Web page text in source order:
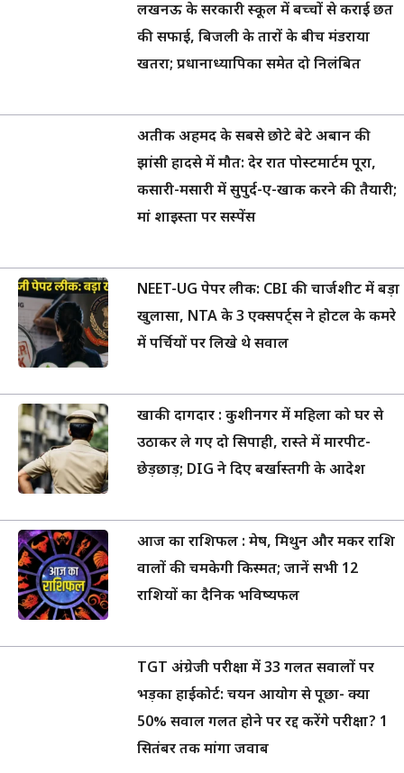
लखनऊ के सरकारी स्कूल में बच्चों से कराई छत
की सफाई, बिजली के तारों के बीच मंडराया
खतरा; प्रधानाध्यापिका समेत दो निलंबित
अतीक अहमद के सबसे छोटे बेटे अबान की
झांसी हादसे में मौत: देर रात पोस्टमार्टम पूरा,
कसारी-मसारी में सुपुर्द-ए-खाक करने की तैयारी;
मां शाइस्ता पर सस्पेंस
NEET-UG पेपर लीक: CBI की चार्जशीट में बड़ा
खुलासा, NTA के 3 एक्सपर्ट्स ने होटल के कमरे
में पर्चियों पर लिखे थे सवाल
खाकी दागदार : कुशीनगर में महिला को घर से
उठाकर ले गए दो सिपाही, रास्ते में मारपीट-
छेड़छाड़; DIG ने दिए बर्खास्तगी के आदेश
आज का राशिफल : मेष, मिथुन और मकर राशि
वालों की चमकेगी किस्मत; जानें सभी 12
राशियों का दैनिक भविष्यफल
TGT अंग्रेजी परीक्षा में 33 गलत सवालों पर
भड़का हाईकोर्ट: चयन आयोग से पूछा- क्या
50% सवाल गलत होने पर रद्द करेंगे परीक्षा? 1
सितंबर तक मांगा जवाब